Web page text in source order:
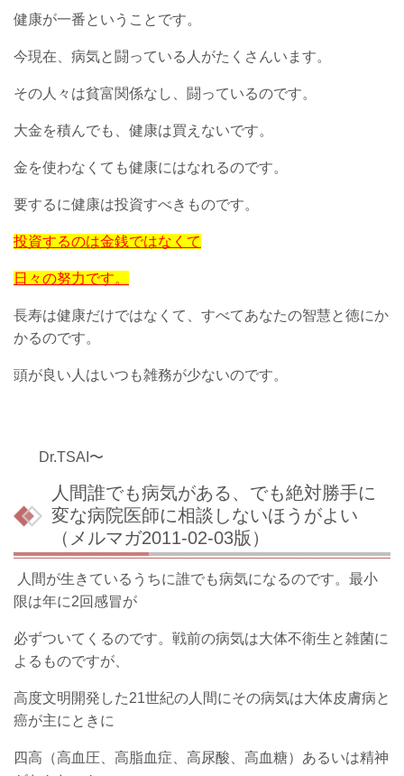
健康が一番ということです。
今現在、病気と闘っている人がたくさんいます。
その人々は貧富関係なし、闘っているのです。
大金を積んでも、健康は買えないです。
金を使わなくても健康にはなれるのです。
要するに健康は投資すべきものです。
投資するのは金銭ではなくて
日々の努力です。
長寿は健康だけではなくて、すべてあなたの智慧と徳にか
かるのです。
頭が良い人はいつも雑務が少ないのです。
Dr.TSAI〜
人間誰でも病気がある、でも絶対勝手に
変な病院医師に相談しないほうがよい
（メルマガ2011-02-03版）
人間が生きているうちに誰でも病気になるのです。最小
限は年に2回感冒が
必ずついてくるのです。戦前の病気は大体不衛生と雑菌に
よるものですが、
高度文明開発した21世紀の人間にその病気は大体皮膚病と
癌が主にときに
四高（高血圧、高脂血症、高尿酸、高血糖）あるいは精神